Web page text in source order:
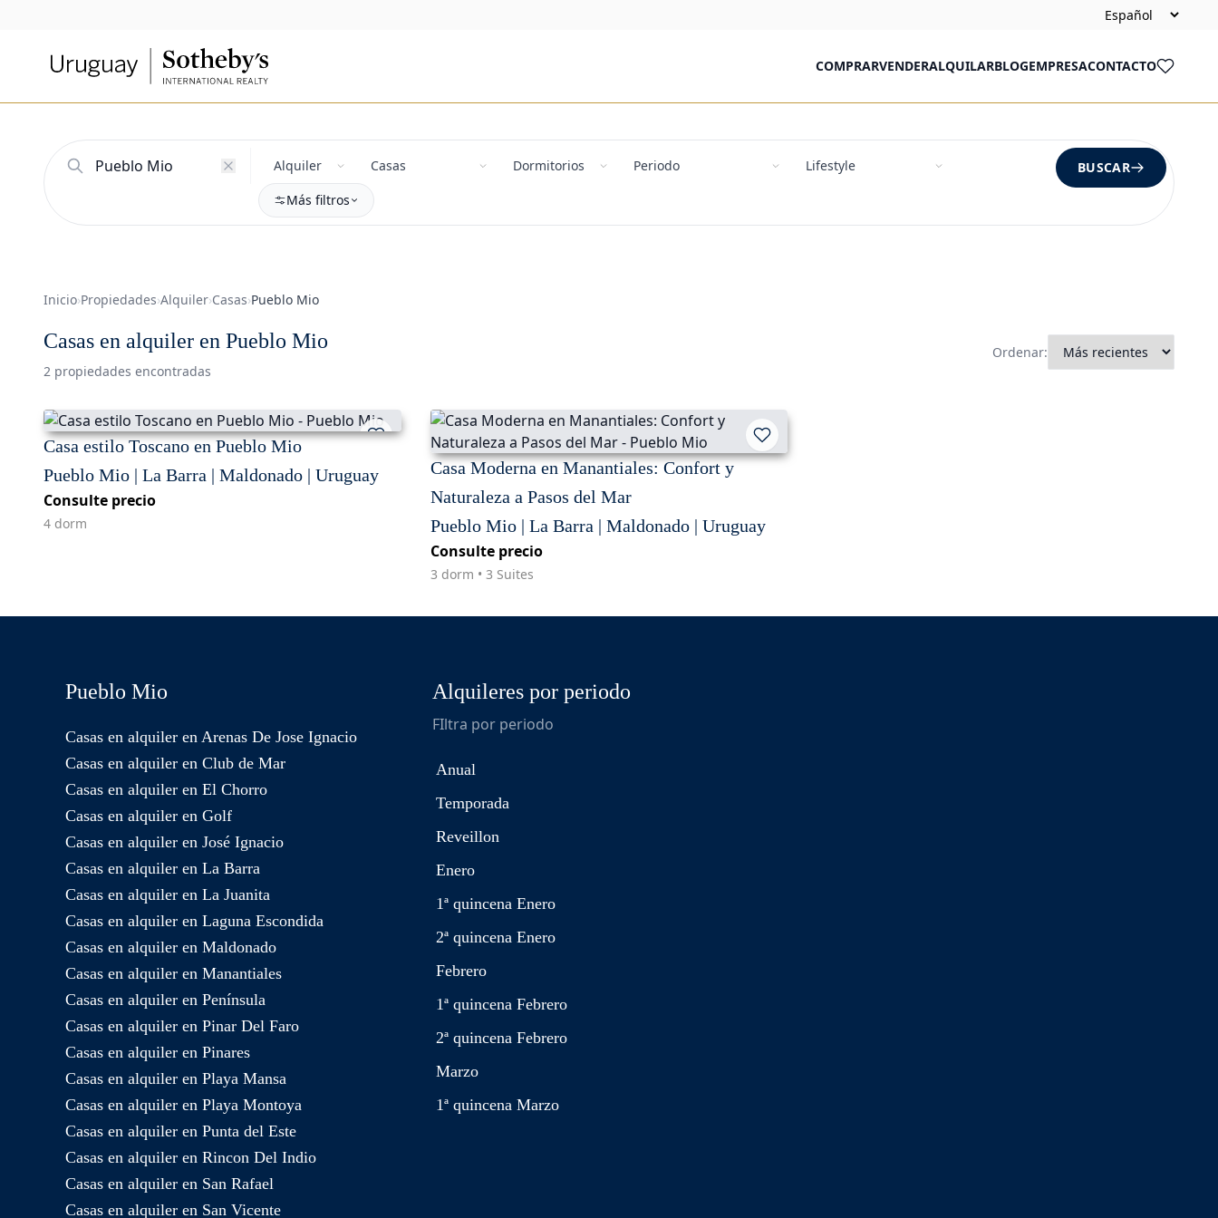
COMPRARVENDERALQUILARBLOGEMPRESACONTACTO
Más filtros
BUSCAR
Inicio›Propiedades›Alquiler›Casas›Pueblo Mio
Casas en alquiler en Pueblo Mio
2 propiedades encontradas
Ordenar:
Casa estilo Toscano en Pueblo Mio
Pueblo Mio | La Barra | Maldonado | Uruguay
Consulte precio
4 dorm
Casa Moderna en Manantiales: Confort y
Naturaleza a Pasos del Mar
Pueblo Mio | La Barra | Maldonado | Uruguay
Consulte precio
3 dorm • 3 Suites
Pueblo Mio
Casas en alquiler en Arenas De Jose Ignacio
Casas en alquiler en Club de Mar
Casas en alquiler en El Chorro
Casas en alquiler en Golf
Casas en alquiler en José Ignacio
Casas en alquiler en La Barra
Casas en alquiler en La Juanita
Casas en alquiler en Laguna Escondida
Casas en alquiler en Maldonado
Casas en alquiler en Manantiales
Casas en alquiler en Península
Casas en alquiler en Pinar Del Faro
Casas en alquiler en Pinares
Casas en alquiler en Playa Mansa
Casas en alquiler en Playa Montoya
Casas en alquiler en Punta del Este
Casas en alquiler en Rincon Del Indio
Casas en alquiler en San Rafael
Casas en alquiler en San Vicente
Alquileres por periodo
FIltra por periodo
Anual
Temporada
Reveillon
Enero
1ª quincena Enero
2ª quincena Enero
Febrero
1ª quincena Febrero
2ª quincena Febrero
Marzo
1ª quincena Marzo